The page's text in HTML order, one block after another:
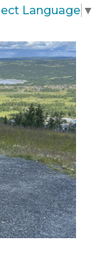
Language ▼